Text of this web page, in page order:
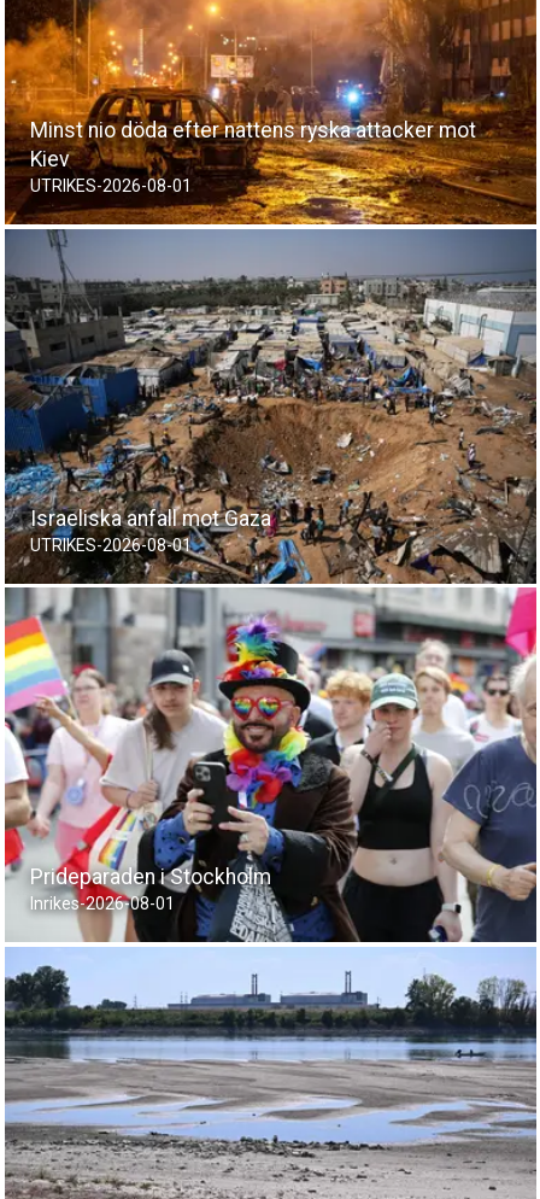
Minst nio döda efter nattens ryska attacker mot
Kiev
UTRIKES-2026-08-01
Israeliska anfall mot Gaza
UTRIKES-2026-08-01
Prideparaden i Stockholm
Inrikes-2026-08-01